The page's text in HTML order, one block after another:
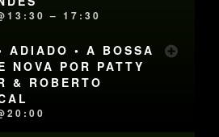
– 17:30
ADIADO • A BOSSA
NOVA POR PATTY
& ROBERTO